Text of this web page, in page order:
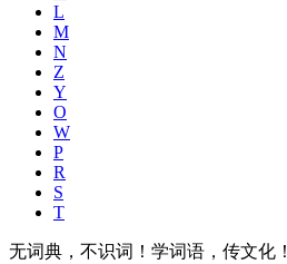
L
M
N
Z
Y
O
W
P
R
S
T
无词典，不识词！学词语，传文化！